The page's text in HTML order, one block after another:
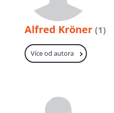
Alfred Kröner (1)
Více od autora